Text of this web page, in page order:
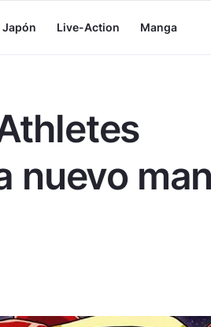
Japón Live-Action Manga
nuevo